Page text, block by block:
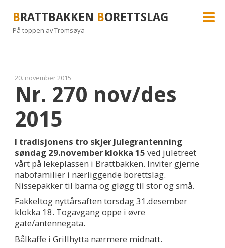
BRATTBAKKEN BORETTSLAG
På toppen av Tromsøya
20. november 2015
Nr. 270 nov/des
2015
I tradisjonens tro skjer Julegrantenning
søndag 29.november klokka 15 ved juletreet
vårt på lekeplassen i Brattbakken. Inviter gjerne
nabofamilier i nærliggende borettslag.
Nissepakker til barna og gløgg til stor og små.
Fakkeltog nyttårsaften torsdag 31.desember
klokka 18. Togavgang oppe i øvre
gate/antennegata.
Bålkaffe i Grillhytta nærmere midnatt.